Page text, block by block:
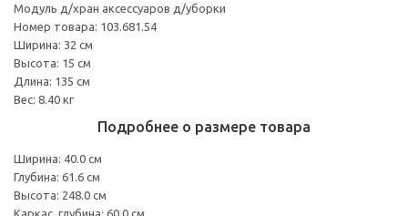
Модуль д/хран аксессуаров д/уборки
Номер товара: 103.681.54
Ширина: 32 см
Высота: 15 см
Длина: 135 см
Вес: 8.40 кг
Подробнее о размере товара
Ширина: 40.0 см
Глубина: 61.6 см
Высота: 248.0 см
Каркас, глубина: 60.0 см